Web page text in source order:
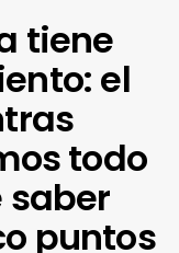
tiene
el
todo
saber
puntos